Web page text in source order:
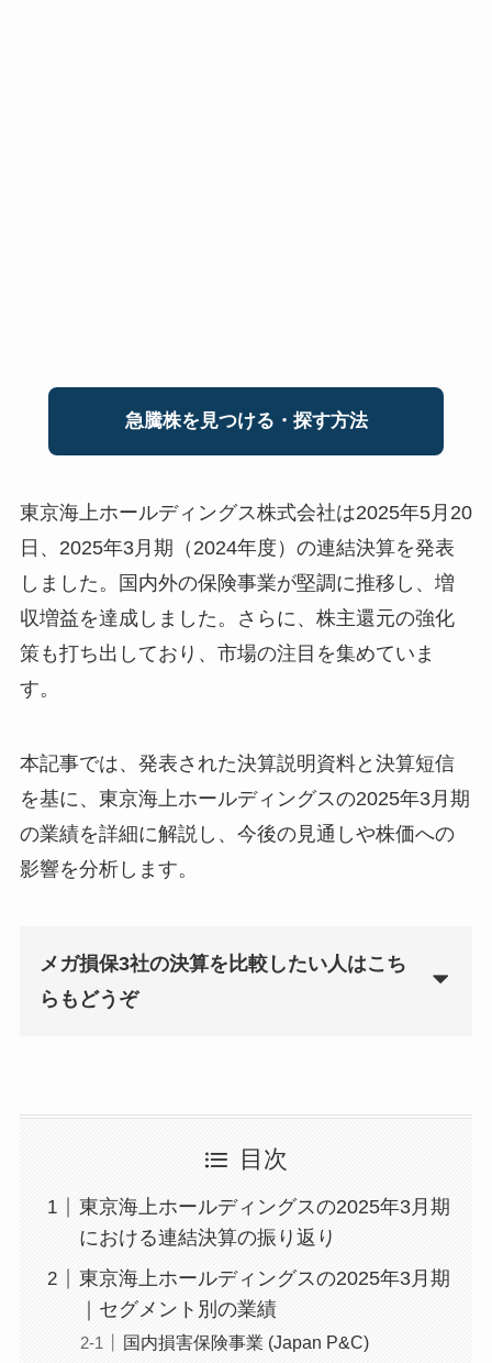
急騰株を見つける・探す方法
東京海上ホールディングス株式会社は2025年5月20
日、2025年3月期（2024年度）の連結決算を発表
しました。国内外の保険事業が堅調に推移し、増
収増益を達成しました。さらに、株主還元の強化
策も打ち出しており、市場の注目を集めていま
す。
本記事では、発表された決算説明資料と決算短信
を基に、東京海上ホールディングスの2025年3月期
の業績を詳細に解説し、今後の見通しや株価への
影響を分析します。
メガ損保3社の決算を比較したい人はこち
らもどうぞ
性、財務状況、株主還元、今
期見通しは？
目次
東京海上ホールディングスの2025年3月期
における連結決算の振り返り
東京海上ホールディングスの2025年3月期
｜セグメント別の業績
国内損害保険事業 (Japan P&C)